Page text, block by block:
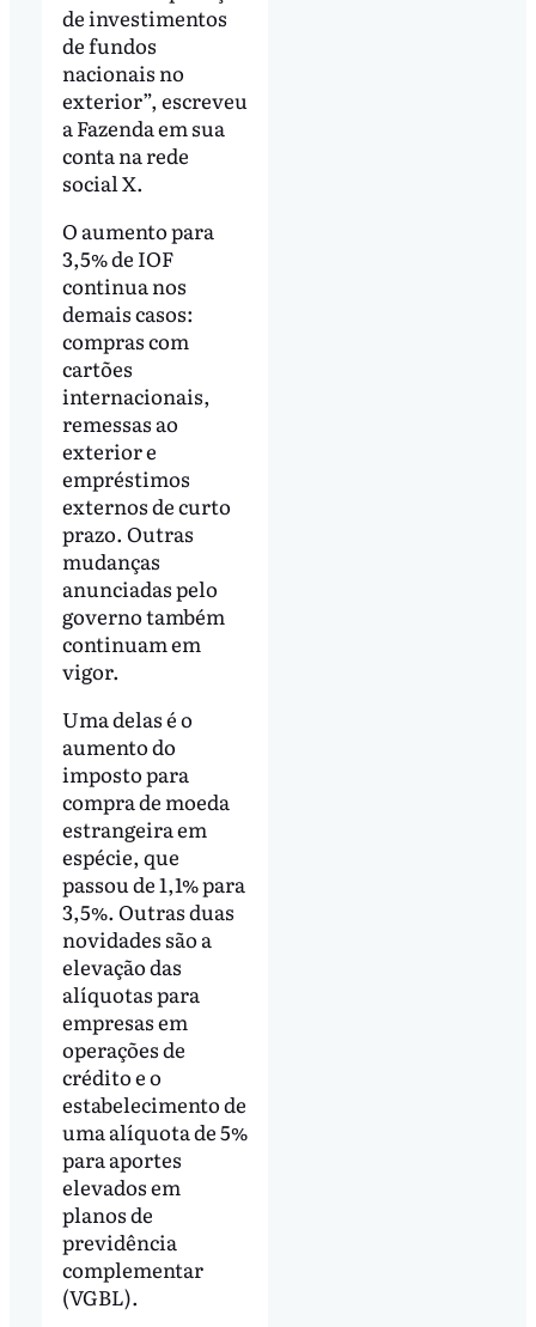
de investimentos
de fundos
nacionais no
exterior”, escreveu
a Fazenda em sua
conta na rede
social X.
O aumento para
3,5% de IOF
continua nos
demais casos:
compras com
cartões
internacionais,
remessas ao
exterior e
empréstimos
externos de curto
prazo. Outras
mudanças
anunciadas pelo
governo também
continuam em
vigor.
Uma delas é o
aumento do
imposto para
compra de moeda
estrangeira em
espécie, que
passou de 1,1% para
3,5%. Outras duas
novidades são a
elevação das
alíquotas para
empresas em
operações de
crédito e o
estabelecimento de
uma alíquota de 5%
para aportes
elevados em
planos de
previdência
complementar
(VGBL).